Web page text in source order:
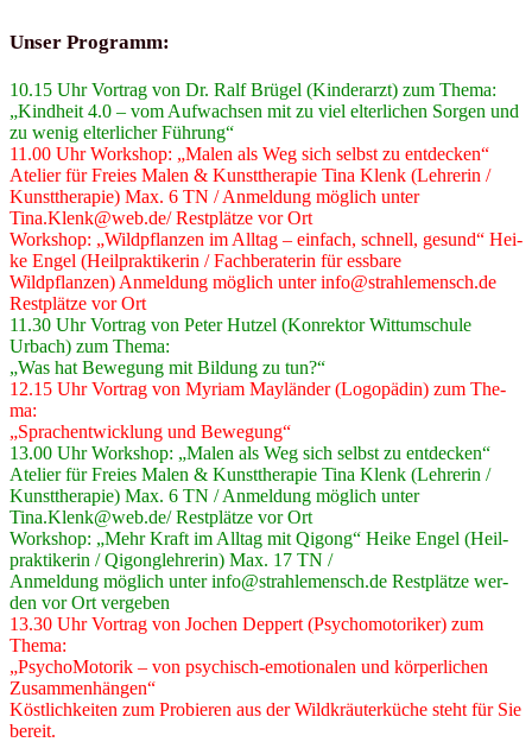
Unser Programm:
10.15 Uhr Vor­trag von Dr. Ralf Brü­gel (Kin­der­arzt) zum The­ma:
„Kind­heit 4.0 – vom Auf­wach­sen mit zu viel elter­li­chen Sor­gen und
zu wenig elter­li­cher Füh­rung“
11.00 Uhr Work­shop: „Malen als Weg sich selbst zu ent­de­cken“
Ate­lier für Frei­es Malen & Kunst­the­ra­pie Tina Klenk (Leh­re­rin /
Kunst­the­ra­pie) Max. 6 TN / Anmel­dung mög­lich unter
Tina.Klenk@web.de/ Rest­plät­ze vor Ort
Work­shop: „Wild­pflan­zen im All­tag – ein­fach, schnell, gesund“ Hei­
ke Engel (Heil­prak­ti­ke­rin / Fach­be­ra­te­rin für ess­ba­re
Wild­pflan­zen) Anmel­dung mög­lich unter info@strahlemensch.de
Rest­plät­ze vor Ort
11.30 Uhr Vor­trag von Peter Hut­zel (Kon­rek­tor Wit­t­um­schu­le
Urbach) zum The­ma:
„Was hat Bewe­gung mit Bil­dung zu tun?“
12.15 Uhr Vor­trag von Myri­am Maylän­der (Logo­pä­din) zum The­
ma:
„Sprach­ent­wick­lung und Bewe­gung“
13.00 Uhr Work­shop: „Malen als Weg sich selbst zu ent­de­cken“
Ate­lier für Frei­es Malen & Kunst­the­ra­pie Tina Klenk (Leh­re­rin /
Kunst­the­ra­pie) Max. 6 TN / Anmel­dung mög­lich unter
Tina.Klenk@web.de/ Rest­plät­ze vor Ort
Work­shop: „Mehr Kraft im All­tag mit Qigong“ Hei­ke Engel (Heil­
prak­ti­ke­rin / Qigon­g­leh­re­rin) Max. 17 TN /
Anmel­dung mög­lich unter info@strahlemensch.de Rest­plät­ze wer­
den vor Ort ver­ge­ben
13.30 Uhr Vor­trag von Jochen Dep­pert (Psy­cho­mo­to­ri­ker) zum
The­ma:
„Psy­cho­Mo­to­rik – von psy­chisch-emo­tio­na­len und kör­per­li­chen
Zusam­men­hän­gen“
Köst­lich­kei­ten zum Pro­bie­ren aus der Wild­kräu­ter­kü­che steht für Sie
bereit.